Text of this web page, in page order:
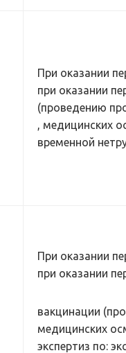
При оказании
при оказании
(проведению
, медицинских
временной
При оказании
при оказании
вакцинации
медицинских
экспертиз по: